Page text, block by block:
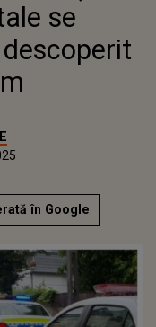
se
în Google